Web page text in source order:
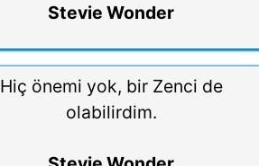
Stevie Wonder
Hiç önemi yok, bir Zenci de
olabilirdim.